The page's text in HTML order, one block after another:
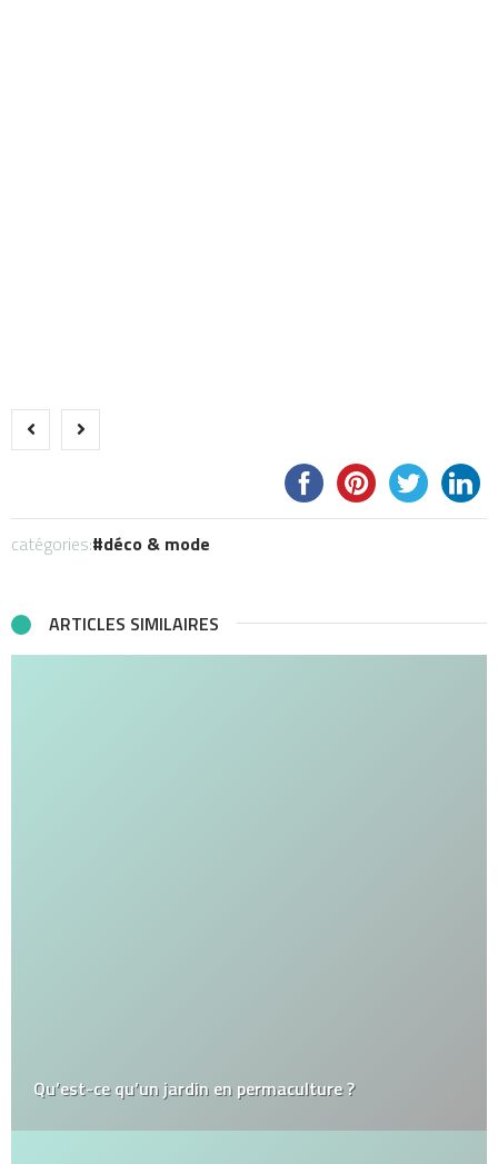
catégories: déco & mode
ARTICLES SIMILAIRES
Qu’est-ce qu’un jardin en permaculture ?